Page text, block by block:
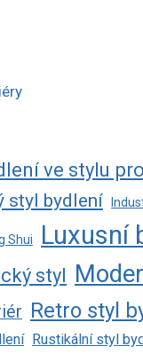
ve stylu
styl bydlení
Shui Luxusní
styl
Retro styl
Rustikální styl